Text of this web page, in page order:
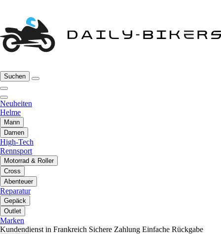
Suchen
Neuheiten
Helme
Mann
Damen
High-Tech
Rennsport
Motorrad & Roller
Cross
Abenteuer
Reparatur
Gepäck
Outlet
Marken
Kundendienst in Frankreich Sichere Zahlung Einfache Rückgabe